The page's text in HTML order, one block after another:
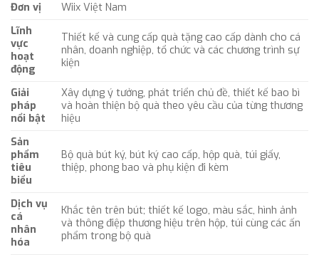
Đơn vị
Wiix Việt Nam
Lĩnh
vực
hoạt
động
Thiết kế và cung cấp quà tặng cao cấp dành cho cá
nhân, doanh nghiệp, tổ chức và các chương trình sự
kiện
Giải
pháp
nổi bật
Xây dựng ý tưởng, phát triển chủ đề, thiết kế bao bì
và hoàn thiện bộ quà theo yêu cầu của từng thương
hiệu
Sản
phẩm
tiêu
biểu
Bộ quà bút ký, bút ký cao cấp, hộp quà, túi giấy,
thiệp, phong bao và phụ kiện đi kèm
Dịch vụ
cá
nhân
hóa
Khắc tên trên bút; thiết kế logo, màu sắc, hình ảnh
và thông điệp thương hiệu trên hộp, túi cùng các ấn
phẩm trong bộ quà